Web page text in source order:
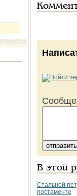
В этой
Стальной
постаменте